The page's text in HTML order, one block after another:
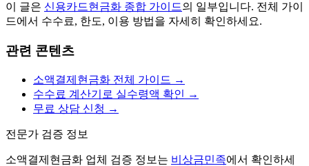
이 글은 신용카드현금화 종합 가이드의 일부입니다. 전체 가이
드에서 수수료, 한도, 이용 방법을 자세히 확인하세요.
관련 콘텐츠
소액결제현금화 전체 가이드 →
수수료 계산기로 실수령액 확인 →
무료 상담 신청 →
전문가 검증 정보
소액결제현금화 업체 검증 정보는 비상금민족에서 확인하세